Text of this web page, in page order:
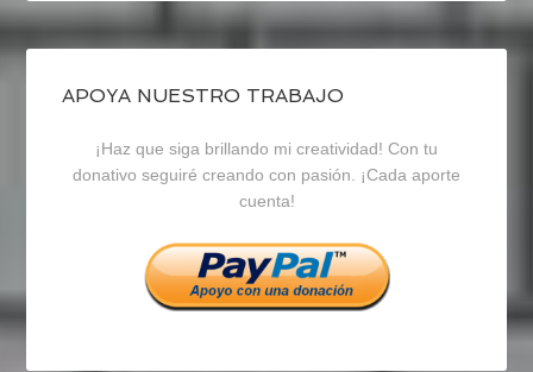
de
blogrecursosep
en
Facebook
de
recursosep
en
Twitter
de
recursosep
en
Instagram
APOYA NUESTRO TRABAJO
¡Haz que siga brillando mi creatividad! Con tu
donativo seguiré creando con pasión. ¡Cada aporte
cuenta!